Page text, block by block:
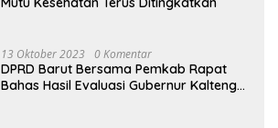
13 Oktober 2023 0 Komentar
DPRD Barut Bersama Pemkab Rapat
Bahas Hasil Evaluasi Gubernur Kalteng